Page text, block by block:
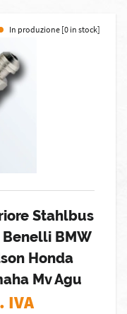
In produzione [0 in stock]
Stahlbus
Benelli BMW
Honda
Mv Agu
IVA